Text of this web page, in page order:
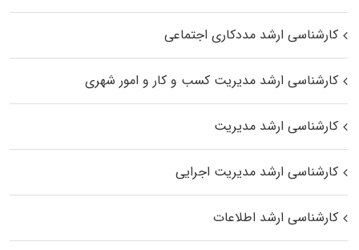
کارشناسی ارشد مددکاری اجتماعی
کارشناسی ارشد مدیریت کسب و کار و امور شهری
کارشناسی ارشد مدیریت
کارشناسی ارشد مدیریت اجرایی
کارشناسی ارشد اطلاعات